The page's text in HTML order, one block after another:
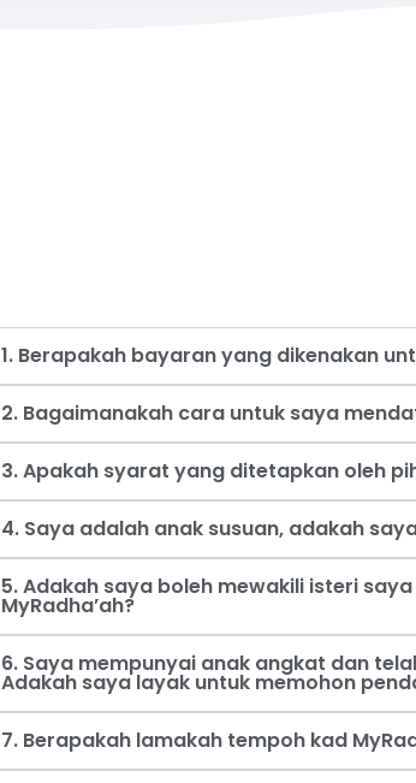
1. Berapakah bayaran yang dikenakan
2. Bagaimanakah cara untuk saya
3. Apakah syarat yang ditetapkan oleh
4. Saya adalah anak susuan, adakah
5. Adakah saya boleh mewakili isteri
MyRadha’ah?
6. Saya mempunyai anak angkat dan
Adakah saya layak untuk memohon
7. Berapakah lamakah tempoh kad